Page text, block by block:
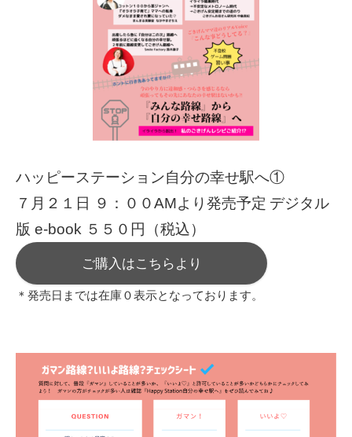
ハッピーステーション自分の幸せ駅へ①
７月２１日 ９：００AMより発売予定 デジタル
版 e-book ５５０円（税込）
ご購入はこちらより
＊発売日までは在庫０表示となっております。